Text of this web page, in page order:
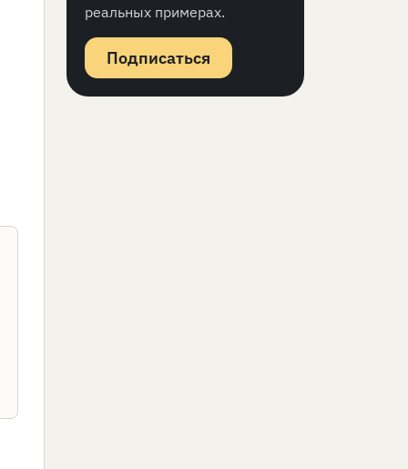
реальных примерах.
Подписаться